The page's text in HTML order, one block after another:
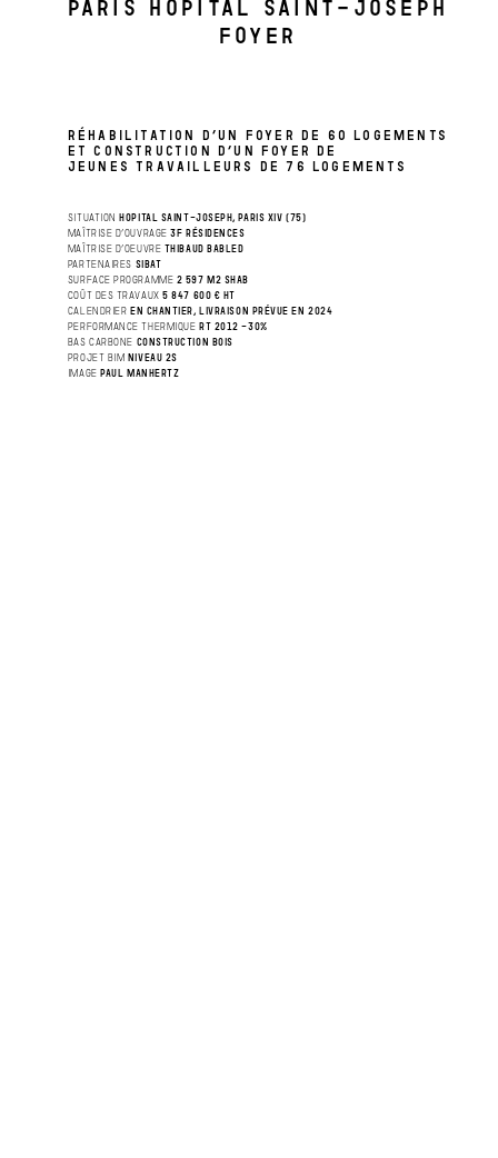
PARIS HOPITAL SAINT-JOSEPH
FOYER
RÉHABILITATION D’UN FOYER DE 60 LOGEMENTS
ET CONSTRUCTION D’UN FOYER DE
JEUNES TRAVAILLEURS DE 76 LOGEMENTS
SITUATION HOPITAL SAINT-JOSEPH, PARIS XIV (75)
MAÎTRISE D’OUVRAGE3F RÉSIDENCES
MAÎTRISE D’OEUVRE
THIBAUD BABLED
PARTENAIRES SIBAT
SURFACE PROGRAMME 2 597 M2 SHAB
COÛT DES TRAVAUX 5 847 600 € HT
CALENDRIER EN CHANTIER, LIVRAISON PRÉVUE EN 2024
PERFORMANCE THERMIQUE RT 2012 -30%
BAS CARBONE
CONSTRUCTION BOIS
PROJET BIM
NIVEAU 2S
IMAGE PAUL MANHERTZ